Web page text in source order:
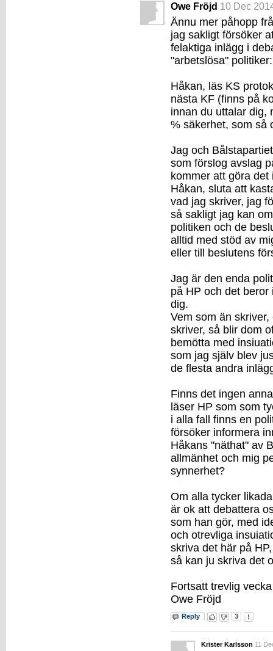
Owe Fröjd 10 Dec
Ännu mer påhopp
jag sakligt försöker
felaktiga inlägg i
"arbetslösa"
Håkan, läs KS
nästa KF (finns på
innan du uttalar dig,
% säkerhet, som så
Jag och
som förslog avslag
kommer att göra
Håkan, sluta att
vad jag skriver, jag
så sakligt jag kan
politiken och de
alltid med stöd av
eller till beslutens
Jag är den enda
på HP och det
dig.
Vem som än
skriver, så blir dom
bemötta med
som jag själv blev
de flesta andra
Finns det ingen
läser HP som som
i alla fall finns en
försöker informera
Håkans "näthat" av
allmänhet och mig
synnerhet?
Om alla tycker
är ok att debattera
som han gör, med
och otrevliga
skriva det här på
så kan ju skriva det
Fortsatt trevlig vecka
Owe Fröjd
Reply 3
Krister Karlsson 11